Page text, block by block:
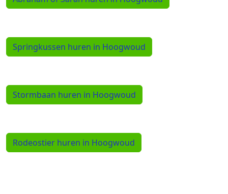
Springkussen huren in Hoogwoud
Stormbaan huren in Hoogwoud
Rodeostier huren in Hoogwoud